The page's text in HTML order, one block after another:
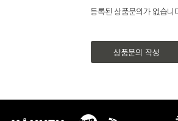
등록된 상품문의가 없습니
상품문의 작성